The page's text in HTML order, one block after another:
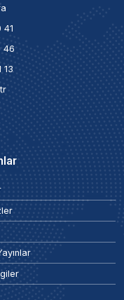
41
46
13